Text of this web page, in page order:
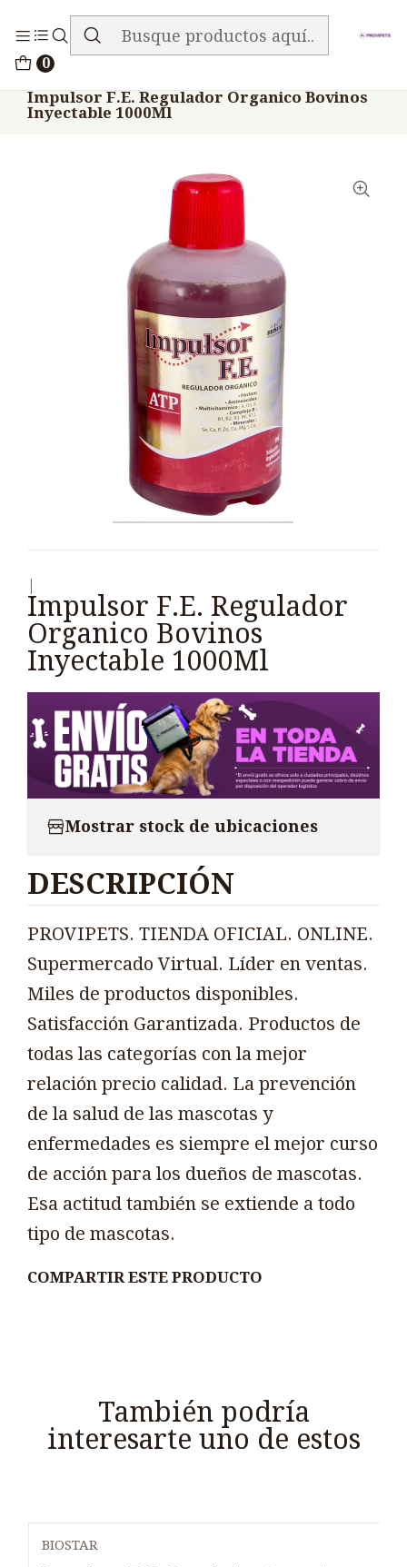
0
ENVIO GRATIS EN TODA LA TIENDA
Impulsor F.E. Regulador Organico Bovinos
Inyectable 1000Ml
Impulsor F.E. Regulador
Organico Bovinos
Inyectable 1000Ml
Mostrar stock de ubicaciones
DESCRIPCIÓN
PROVIPETS. TIENDA OFICIAL. ONLINE.
Supermercado Virtual. Líder en ventas.
Miles de productos disponibles.
Satisfacción Garantizada. Productos de
todas las categorías con la mejor
relación precio calidad. La prevención
de la salud de las mascotas y
enfermedades es siempre el mejor curso
de acción para los dueños de mascotas.
Esa actitud también se extiende a todo
tipo de mascotas.
COMPARTIR ESTE PRODUCTO
También podría
interesarte uno de estos
BIOSTAR